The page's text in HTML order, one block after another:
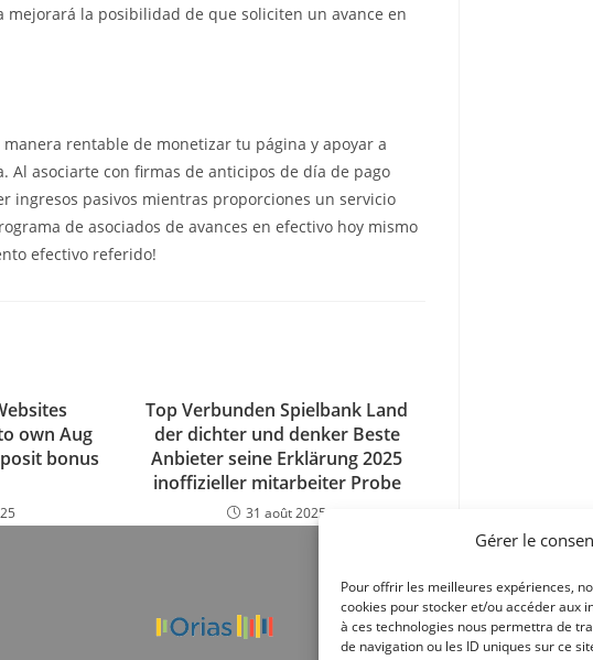
Gérer le
Pour offrir les meilleures expériences,
cookies pour stocker et/ou accéder aux
à ces technologies nous permettra de
de navigation ou les ID uniques sur ce
la posibilidad de que soliciten un avance en
rentable de monetizar tu página y apoyar a
Al asociarte con firmas de anticipos de día de pago
ingresos pasivos mientras proporciones un servicio
de asociados de avances en efectivo hoy mismo
efectivo referido!
own Aug
bonus
Top Verbunden Spielbank Land
der dichter und denker Beste
Anbieter seine Erklärung 2025
inoffizieller mitarbeiter Probe
31 août 2025
Site réalisé par